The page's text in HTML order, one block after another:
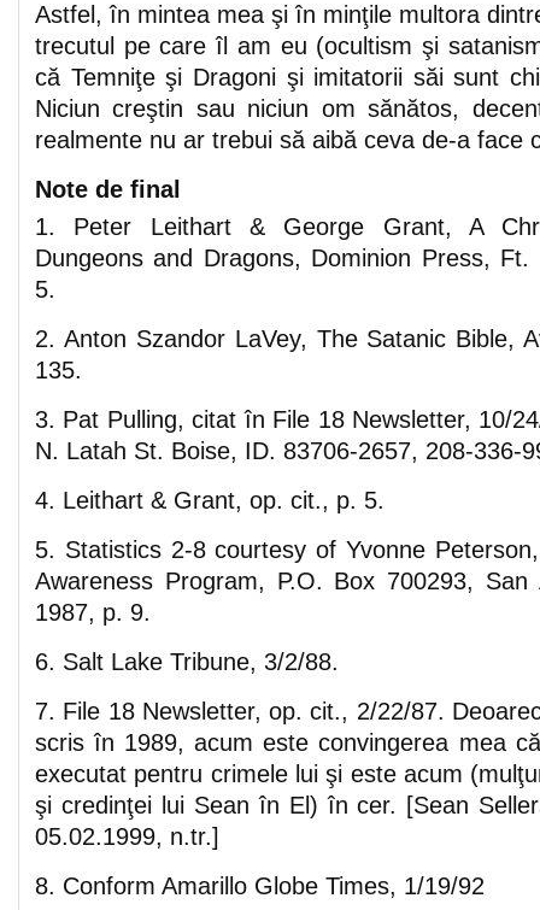
Astfel, în mintea mea şi în minţile multora
trecutul pe care îl am eu (ocultism şi
că Temniţe şi Dragoni şi imitatorii săi sunt
Niciun creştin sau niciun om sănătos,
realmente nu ar trebui să aibă ceva de-a face
Note de final
1. Peter Leithart & George Grant, A
Dungeons and Dragons, Dominion Press,
5.
2. Anton Szandor LaVey, The Satanic Bible,
135.
3. Pat Pulling, citat în File 18 Newsletter, 10/
N. Latah St. Boise, ID. 83706-2657, 208-336-
4. Leithart & Grant, op. cit., p. 5.
5. Statistics 2-8 courtesy of Yvonne
Awareness Program, P.O. Box 700293, San
1987, p. 9.
6. Salt Lake Tribune, 3/2/88.
7. File 18 Newsletter, op. cit., 2/22/87.
scris în 1989, acum este convingerea mea
executat pentru crimele lui şi este acum
şi credinţei lui Sean în El) în cer. [Sean
05.02.1999, n.tr.]
8. Conform Amarillo Globe Times, 1/19/92